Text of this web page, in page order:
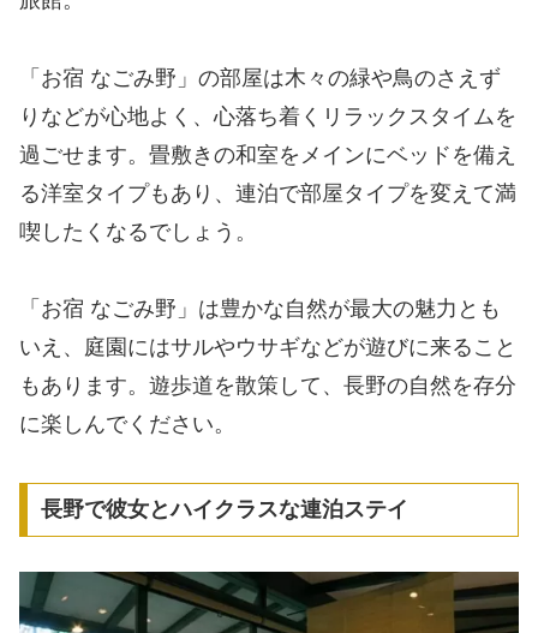
「お宿 なごみ野」の部屋は木々の緑や鳥のさえず
りなどが心地よく、心落ち着くリラックスタイムを
過ごせます。畳敷きの和室をメインにベッドを備え
る洋室タイプもあり、連泊で部屋タイプを変えて満
喫したくなるでしょう。
「お宿 なごみ野」は豊かな自然が最大の魅力とも
いえ、庭園にはサルやウサギなどが遊びに来ること
もあります。遊歩道を散策して、長野の自然を存分
に楽しんでください。
長野で彼女とハイクラスな連泊ステイ